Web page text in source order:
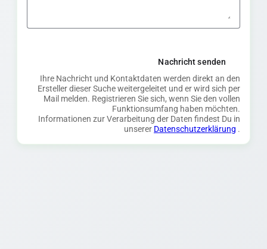
Nachricht senden
Ihre Nachricht und Kontaktdaten werden direkt an den
Ersteller dieser Suche weitergeleitet und er wird sich per
Mail melden. Registrieren Sie sich, wenn Sie den vollen
Funktionsumfang haben möchten.
Informationen zur Verarbeitung der Daten findest Du in
unserer Datenschutzerklärung .